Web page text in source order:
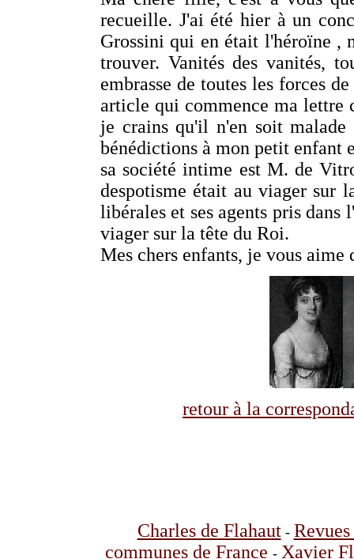
recueille. J'ai été hier à un
Grossini qui en était l'héroïne ,
trouver. Vanités des vanités,
embrasse de toutes les forces
article qui commence ma lettre
je crains qu'il n'en soit
bénédictions à mon petit enfant
sa société intime est M. de
despotisme était au viager sur
libérales et ses agents pris
viager sur la tête du Roi.
Mes chers enfants, je vous aime
retour à la
Charles de Flahaut-
communes de France - Xavier